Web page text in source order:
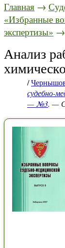
Главная →
«Избранные
экспертизы» →
Анализ
/
судебно-
— №3. —